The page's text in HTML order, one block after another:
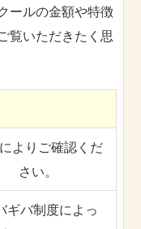
ールの金額や特徴
覧いただきたく思
よりご確認くだ
さい。
ギバ制度によっ